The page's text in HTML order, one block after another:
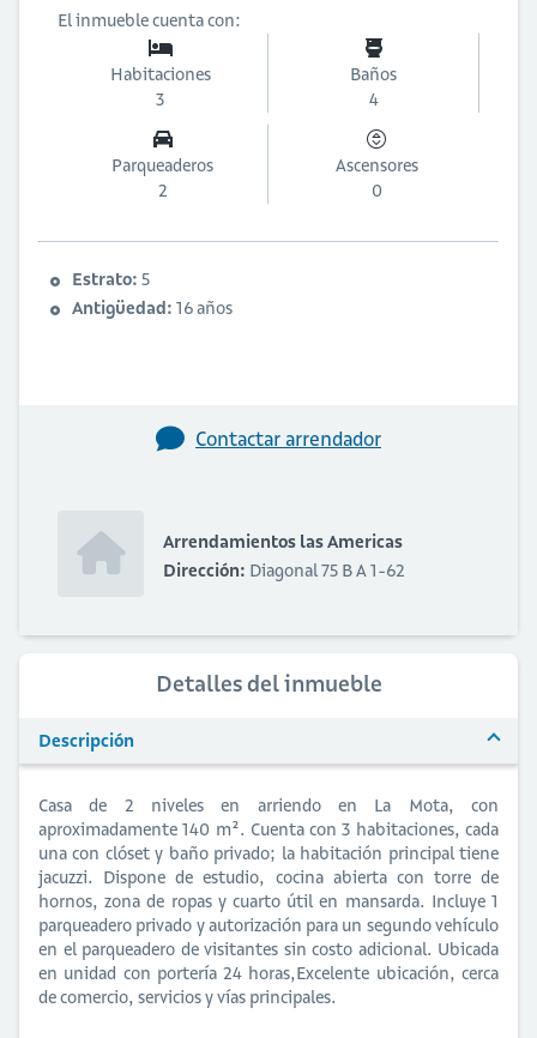
El inmueble cuenta con:
Habitaciones
3
Baños
4
Parqueaderos
2
Ascensores
0
Estrato: 5
Antigüedad: 16 años
Contactar arrendador
Arrendamientos las Americas
Dirección: Diagonal 75 B A 1-62
Detalles del inmueble
Descripción
Casa de 2 niveles en arriendo en La Mota, con
aproximadamente 140 m². Cuenta con 3 habitaciones, cada
una con clóset y baño privado; la habitación principal tiene
jacuzzi. Dispone de estudio, cocina abierta con torre de
hornos, zona de ropas y cuarto útil en mansarda. Incluye 1
parqueadero privado y autorización para un segundo vehículo
en el parqueadero de visitantes sin costo adicional. Ubicada
en unidad con portería 24 horas,Excelente ubicación, cerca
de comercio, servicios y vías principales.